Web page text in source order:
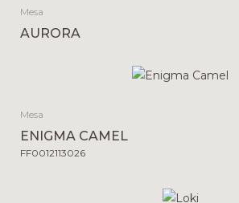
Mesa
AURORA
Mesa
ENIGMA CAMEL
FF0012113026